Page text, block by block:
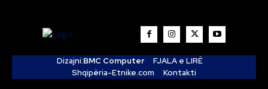
Dizajni:BMC Computer
FJALA e LIRË
Shqipëria-Etnike.com
Kontakti